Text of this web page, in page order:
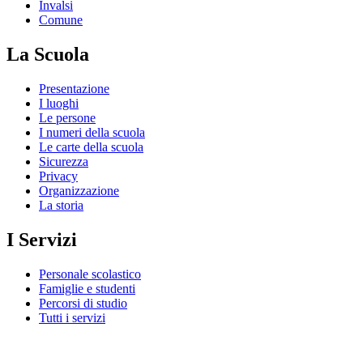
Invalsi
Comune
La Scuola
Presentazione
I luoghi
Le persone
I numeri della scuola
Le carte della scuola
Sicurezza
Privacy
Organizzazione
La storia
I Servizi
Personale scolastico
Famiglie e studenti
Percorsi di studio
Tutti i servizi